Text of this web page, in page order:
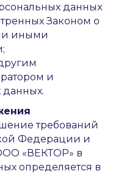
данных
Законом о
иными
и
данных.
требований
Федерации и
«ВЕКТОР» в
определяется в